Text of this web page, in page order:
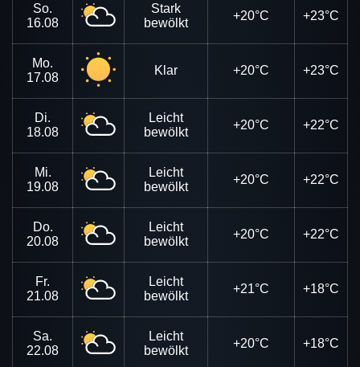
So.
16.08
Stark
bewölkt
+20°C +23°C
Mo.
17.08
Klar +20°C +23°C
Di.
18.08
Leicht
bewölkt
+20°C +22°C
Mi.
19.08
Leicht
bewölkt
+20°C +22°C
Do.
20.08
Leicht
bewölkt
+20°C +22°C
Fr.
21.08
Leicht
bewölkt
+21°C +18°C
Sa.
22.08
Leicht
bewölkt
+20°C +18°C